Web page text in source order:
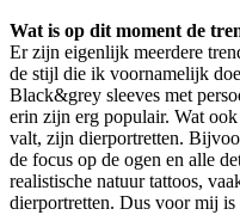
Wat is op dit moment de
Er zijn eigenlijk meerdere
de stijl die ik voornamelijk
Black&grey sleeves met
erin zijn erg populair. Wat
valt, zijn dierportretten.
de focus op de ogen en alle
realistische natuur tattoos,
dierportretten. Dus voor mij is